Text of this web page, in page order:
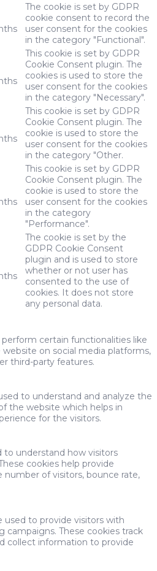
The cookie is set by GDPR
cookie consent to record the
user consent for the cookies
in the category "Functional".
This cookie is set by GDPR
Cookie Consent plugin. The
cookies is used to store the
user consent for the cookies
in the category "Necessary".
This cookie is set by GDPR
Cookie Consent plugin. The
cookie is used to store the
user consent for the cookies
in the category "Other.
This cookie is set by GDPR
Cookie Consent plugin. The
cookie is used to store the
user consent for the cookies
in the category
"Performance".
The cookie is set by the
GDPR Cookie Consent
plugin and is used to store
whether or not user has
consented to the use of
cookies. It does not store
any personal data.
certain functionalities like
on social media platforms,
third-party features.
to understand and analyze the
the website which helps in
for the visitors.
to understand how visitors
cookies help provide
of visitors, bounce rate,
to provide visitors with
campaigns. These cookies track
collect information to provide